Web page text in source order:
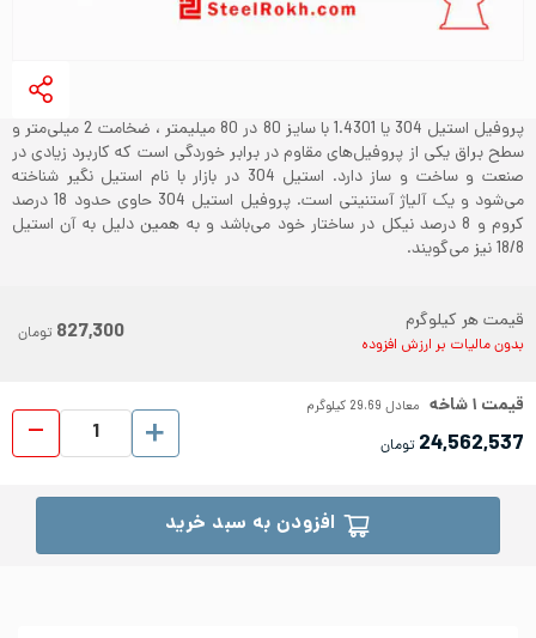
پروفیل استیل 304 یا 1.4301 با سایز 80 در 80 میلیمتر ، ضخامت 2 میلی‌متر و
سطح براق یکی از پروفیل‌های مقاوم در برابر خوردگی است که کاربرد زیادی در
صنعت و ساخت و ساز دارد. استیل 304 در بازار با نام استیل نگیر شناخته
می‌شود و یک آلیاژ آستنیتی است. پروفیل استیل 304 حاوی حدود 18 درصد
کروم و 8 درصد نیکل در ساختار خود می‌باشد و به همین دلیل به آن استیل
18/8 نیز می‌گویند.
قیمت هر کیلوگرم
بدون مالیات بر ارزش افزوده 827,300 تومان
قیمت ۱شاخه معادل 29.69 کیلوگرم
24,562,537 تومان
افزودن به سبد خرید